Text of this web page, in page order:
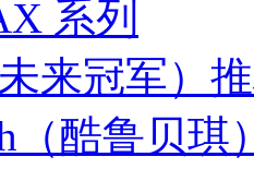
系列
来冠军）
（酷鲁贝琪